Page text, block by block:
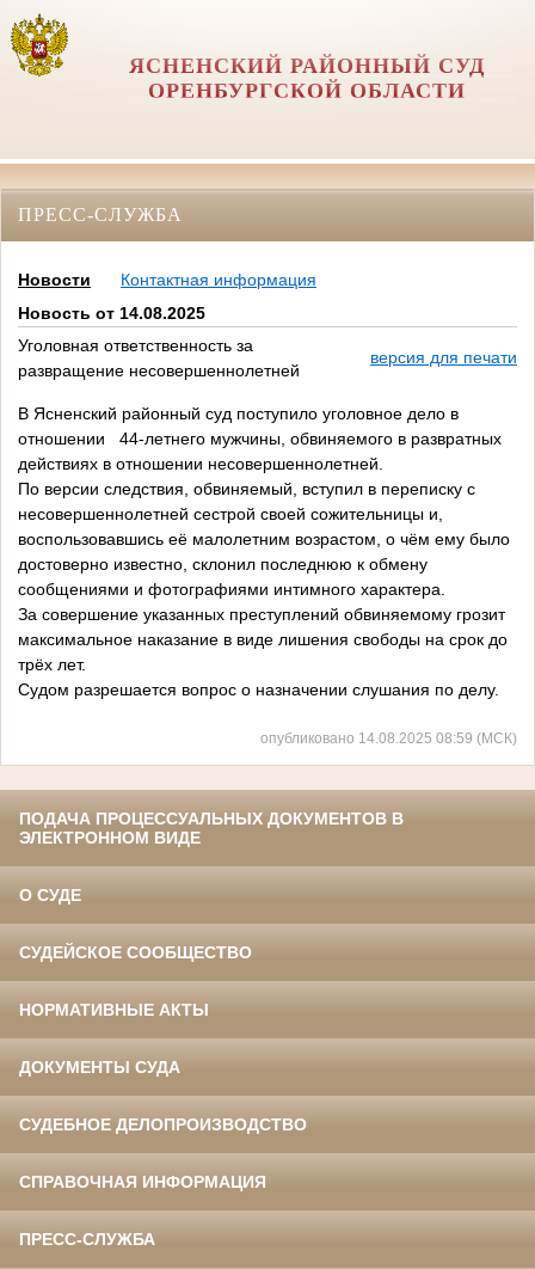
ЯСНЕНСКИЙ РАЙОННЫЙ СУД
ОРЕНБУРГСКОЙ ОБЛАСТИ
ПРЕСС-СЛУЖБА
Новости
Контактная информация
Новость от 14.08.2025
Уголовная ответственность за
развращение несовершеннолетней
версия для печати
В Ясненский районный суд поступило уголовное дело в
отношении 44-летнего мужчины, обвиняемого в развратных
действиях в отношении несовершеннолетней.
По версии следствия, обвиняемый, вступил в переписку с
несовершеннолетней сестрой своей сожительницы и,
воспользовавшись её малолетним возрастом, о чём ему было
достоверно известно, склонил последнюю к обмену
сообщениями и фотографиями интимного характера.
За совершение указанных преступлений обвиняемому грозит
максимальное наказание в виде лишения свободы на срок до
трёх лет.
Судом разрешается вопрос о назначении слушания по делу.
опубликовано 14.08.2025 08:59 (МСК)
ПОДАЧА ПРОЦЕССУАЛЬНЫХ ДОКУМЕНТОВ В
ЭЛЕКТРОННОМ ВИДЕ
О СУДЕ
СУДЕЙСКОЕ СООБЩЕСТВО
НОРМАТИВНЫЕ АКТЫ
ДОКУМЕНТЫ СУДА
СУДЕБНОЕ ДЕЛОПРОИЗВОДСТВО
СПРАВОЧНАЯ ИНФОРМАЦИЯ
ПРЕСС-СЛУЖБА